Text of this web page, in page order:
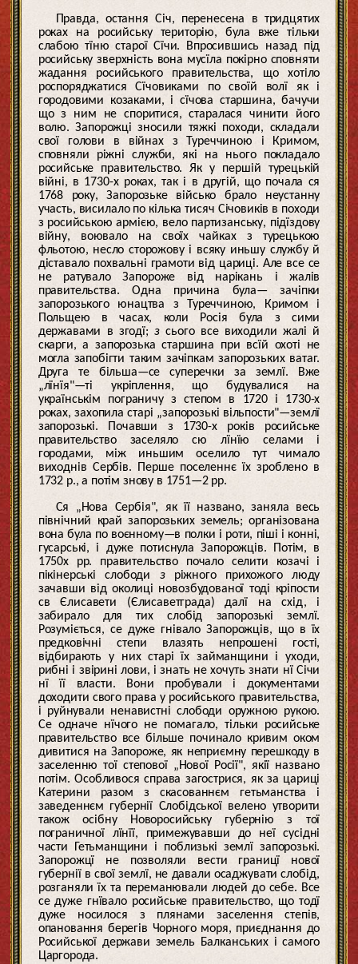
Правда, остання Січ, перенесена в тридцятих
роках на росийську територію, була вже тільки
слабою тїню старої Сїчи. Впросившись назад під
росийську зверхність вона мусїла покірно сповняти
жадання росийського правительства, що хотіло
роспоряджатися Сїчовиками по своїй волї як і
городовими козаками, і сїчова старшина, бачучи
що з ним не споритися, старалася чинити його
волю. Запорожці зносили тяжкі походи, складали
свої голови в війнах з Туреччиною і Кримом,
сповняли ріжні служби, які на нього покладало
росийське правительство. Як у першій турецькій
війні, в 1730-х роках, так і в другій, що почала ся
1768 року, Запорозьке військо брало неустанну
участь, висилало по кілька тисяч Січовиків в походи
з росийською армією, вело партизанську, підїздову
війну, воювало на своїх чайках з турецькою
фльотою, несло сторожову і всяку иньшу службу й
діставало похвальні грамоти від цариці. Але все се
не ратувало Запороже від нарікань і жалів
правительства. Одна причина була— зачіпки
запорозького юнацтва з Туреччиною, Кримом і
Польщею в часах, коли Росія була з сими
державами в згодї;зсього все виходили жалі й
скарги, а запорозька старшина при всїй охоті не
могла запобігти таким зачіпкам запорозьких ватаг.
Друга те більша—се суперечки за землї. Вже
„лїнїя"—ті укріплення, що будувалися на
українськім пограничу з степом в 1720 і 1730-х
роках, захопила старі „запорозькі вільпости"—землї
запорозькі. Почавши з 1730-х років росийське
правительство заселяло сю лїнїю селами і
городами, між иньшим оселило тут чимало
виходнів Сербів. Перше поселеннє їх зроблено в
1732 р., а потім знову в 1751—2 рр.
Ся „Нова Сербія", як її названо, заняла весь
північний край запорозьких земель; організована
вона була по воєнному—в полки і роти, піші і конні,
гусарські, і дуже потиснула Запорожців. Потім, в
1750х рр. правительство почало селити козачі і
пікінерські слободи зріжного прихожого люду
зачавши від околиці новозбудованої тоді кріпости
св Єлисавети (Єлисаветграда) далї на схід, і
забирало для тих слобід запорозькі землї.
Розуміється, се дуже гнівало Запорожців, що в їх
предковічні степи влазять непрошені гості,
відбирають у них старі їх займанщини і уходи,
рибні і звірині лови, і знать не хочуть знати нї Січи
нї її власти. Вони пробували і документами
доходити свого права у росийського правительства,
і руйнували ненавистні слободи оружною рукою.
Се одначе нїчого не помагало, тільки росийське
правительство все більше починало кривим оком
дивитися на Запороже, як неприємну перешкоду в
заселенню тої степової „Нової Росії", якії названо
потім. Особливося справа загострися, як за цариці
Катерини разом з скасованнєм гетьманства і
заведеннєм губернії Слобідської велено утворити
також осібну Новоросийську губернію з тої
пограничної лїнїї, примежувавши до неї сусідні
части Гетьманщини і поблизькі землї запорозькі.
Запорожцї не позволяли вести границї нової
губернії в свої землї, не давали осаджувати слобід,
розганяли їх та переманювали людей до себе. Все
се дуже гнївало росийське правительство, що тодї
дуже носилося з плянами заселення степів,
опановання берегів Чорного моря, приєднання до
Росийської держави земель Балканських і самого
Царгорода.